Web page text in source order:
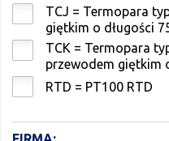
TCJ = Termopara
giętkim o długości
TCK = Termopara
przewodem giętkim
RTD = PT100 RTD